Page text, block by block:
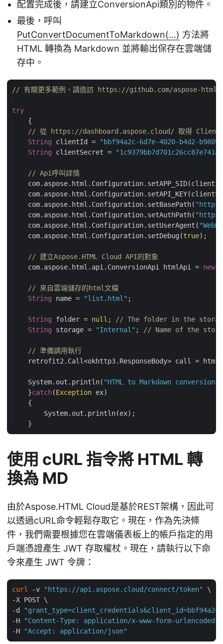
配置完成後，請建立ConversionApi類別的物件。
最後，呼叫
PutConvertDocumentToMarkdown(…) 方法將
HTML 轉換為 Markdown 並將輸出保存在雲端儲
存中。
// 有關更多範例，請造訪 https://github.com/aspose-
try
    {
// 從 https://dashboard.aspose.cloud/ 取得
String clientId =
"bbf94a2c-6d7e-4020-b4d2-
String clientSecret =
// Api呼叫詳情
    com.aspose.html.Configuration.setBasePath(
    com.aspose.html.Configuration.setAuthPath(
    com.aspose.html.Configuration.setUserAgent(
    com.aspose.html.Configuration.setDebug(
true);
// 建立Aspose.HTML Cloud API的對象
    com.aspose.html.api.ConversionApi htmlApi =
new
// 來自雲端儲存的html文檔
String name = "list.html" ;
String folder = null ;
// The folder in the
String storage = "Internal" ; // Name of the
// 準備調用執行
retrofit2.Call<okhttp3.ResponseBody> call =
    System.out.println(
"HTML to Markdown
    }
catch(Exception ex)
    {
        System.out.println(ex);
使用 cURL 指令將 HTML 轉
換為 MD
由於Aspose.HTML Cloud是基於REST架構，因此可
以透過cURL命令輕鬆存取它。現在，作為先決條
件，我們需要根據您在雲端儀表板上的帳戶指定的用
戶端憑證產生 JWT 存取權杖。現在，請執行以下命
令來產生 JWT 令牌：
curl -v "https://api.aspose.cloud/connect/token"
\
-X POST \
-d
"grant_type=client_credentials&client_id=bbf94a2c-
-H
"Content-Type: application/x-www-form-urlencoded"
-H
"Accept: application/json"